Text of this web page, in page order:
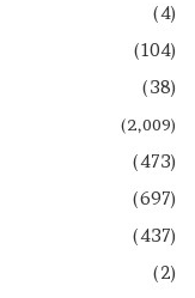
(4)
(104)
(38)
(2,009)
(473)
(697)
(437)
(2)